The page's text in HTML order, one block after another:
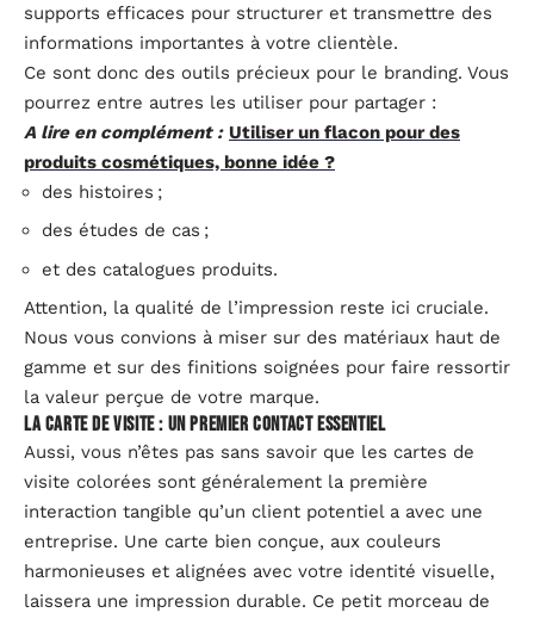
supports efficaces pour structurer et transmettre des
informations importantes à votre clientèle.
Ce sont donc des outils précieux pour le branding. Vous
pourrez entre autres les utiliser pour partager :
A lire en complément : Utiliser un flacon pour des
produits cosmétiques, bonne idée ?
des histoires ;
des études de cas ;
et des catalogues produits.
Attention, la qualité de l’impression reste ici cruciale.
Nous vous convions à miser sur des matériaux haut de
gamme et sur des finitions soignées pour faire ressortir
la valeur perçue de votre marque.
La carte de visite : un premier contact essentiel
Aussi, vous n’êtes pas sans savoir que les cartes de
visite colorées sont généralement la première
interaction tangible qu’un client potentiel a avec une
entreprise. Une carte bien conçue, aux couleurs
harmonieuses et alignées avec votre identité visuelle,
laissera une impression durable. Ce petit morceau de